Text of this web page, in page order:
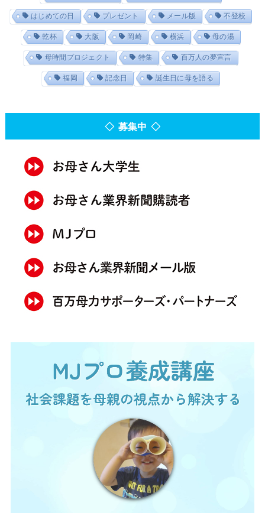
はじめての日 プレゼント メール版 不登校
乾杯 大阪 岡崎 横浜 母の湯
母時間プロジェクト 特集 百万人の夢宣言
福岡 記念日 誕生日に母を語る
◇ 募集中 ◇